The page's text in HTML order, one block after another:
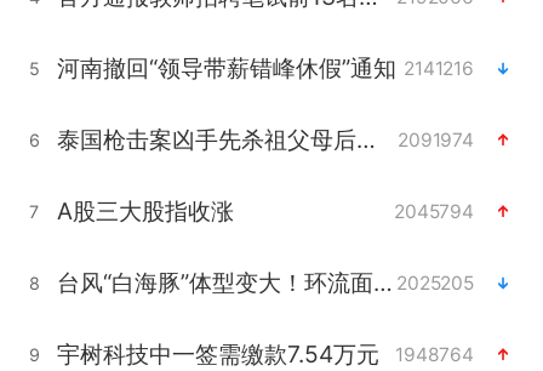
5 河南撤回“领导带薪错峰休假”通知 2141216
6 泰国枪击案凶手先杀祖父母后行凶 2091974
7 A股三大股指收涨 2045794
8 台风“白海豚”体型变大！环流面积接近13个浙江那么大 2025205
9 宇树科技中一签需缴款7.54万元 1948764